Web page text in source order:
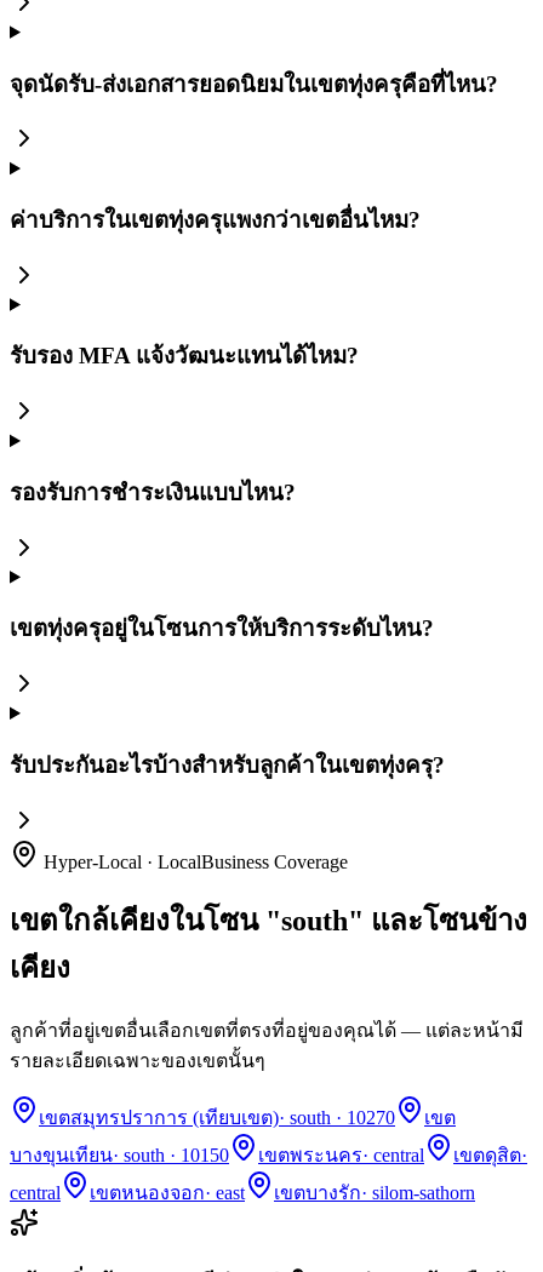
จุดนัดรับ-ส่งเอกสารยอดนิยมในเขตทุ่งครุคือที่ไหน?
ค่าบริการในเขตทุ่งครุแพงกว่าเขตอื่นไหม?
รับรอง MFA แจ้งวัฒนะแทนได้ไหม?
รองรับการชำระเงินแบบไหน?
เขตทุ่งครุอยู่ในโซนการให้บริการระดับไหน?
รับประกันอะไรบ้างสำหรับลูกค้าในเขตทุ่งครุ?
Hyper-Local · LocalBusiness Coverage
เขตใกล้เคียงในโซน "south" และโซนข้าง
เคียง
ลูกค้าที่อยู่เขตอื่นเลือกเขตที่ตรงที่อยู่ของคุณได้ — แต่ละหน้ามี
รายละเอียดเฉพาะของเขตนั้นๆ
เขตสมุทรปราการ (เทียบเขต)· south · 10270
เขต
บางขุนเทียน· south · 10150 เขตพระนคร· central เขตดุสิต·
central
เขตหนองจอก· east เขตบางรัก· silom-sathorn